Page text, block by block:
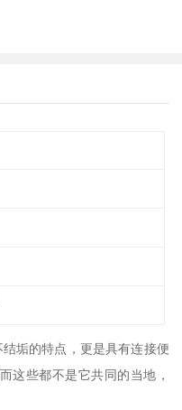
垢的特点，更是具有连接便
这些都不是它共同的当地，